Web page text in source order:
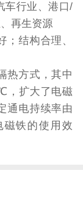
车行业、港口/
再生资源
；结构合理、
热方式，其中
，扩大了电磁
通电持续率由
磁铁的使用效